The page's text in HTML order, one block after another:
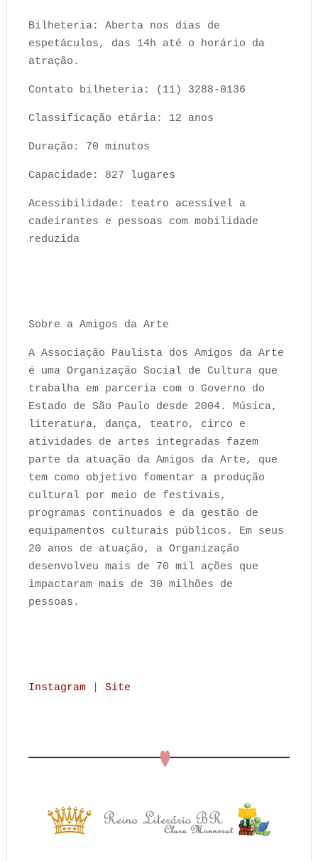
Bilheteria: Aberta nos dias de
espetáculos, das 14h até o horário da
atração.
Contato bilheteria: (11) 3288-0136
Classificação etária: 12 anos
Duração: 70 minutos
Capacidade: 827 lugares
Acessibilidade: teatro acessível a
cadeirantes e pessoas com mobilidade
reduzida
Sobre a Amigos da Arte
A Associação Paulista dos Amigos da Arte
é uma Organização Social de Cultura que
trabalha em parceria com o Governo do
Estado de São Paulo desde 2004. Música,
literatura, dança, teatro, circo e
atividades de artes integradas fazem
parte da atuação da Amigos da Arte, que
tem como objetivo fomentar a produção
cultural por meio de festivais,
programas continuados e da gestão de
equipamentos culturais públicos. Em seus
20 anos de atuação, a Organização
desenvolveu mais de 70 mil ações que
impactaram mais de 30 milhões de
pessoas.
Instagram| Site